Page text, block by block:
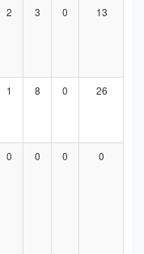
2 3 0 13
1 8 0 26
0 0 0 0